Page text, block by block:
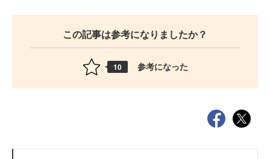
この記事は参考になりましたか？
10 参考になった